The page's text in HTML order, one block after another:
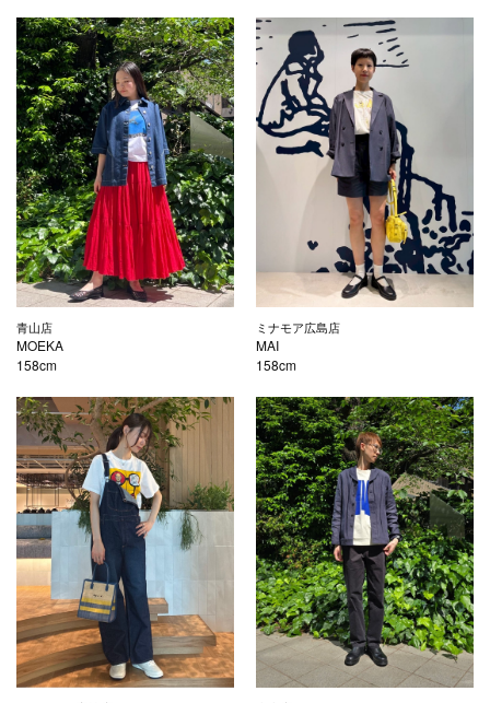
青山店
MOEKA
158cm
ミナモア広島店
MAI
158cm